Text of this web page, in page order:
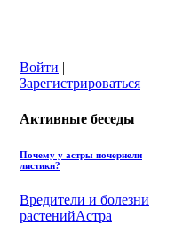
Войти |
Зарегистрироваться
Активные беседы
Почему у астры почернели
листики?
Вредители и болезни
растенийАстра